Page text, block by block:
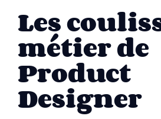
Les
métier de
Product
Designer